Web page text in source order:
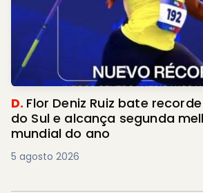
D. Flor Deniz Ruiz bate
do Sul e alcança segunda
mundial do ano
5 agosto 2026